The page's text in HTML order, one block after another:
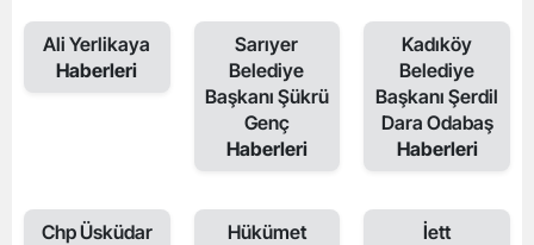
Ali Yerlikaya
Haberleri
Sarıyer
Belediye
Başkanı Şükrü
Genç
Haberleri
Kadıköy
Belediye
Başkanı Şerdil
Dara Odabaş
Haberleri
Chp Üsküdar
Hükümet
İett